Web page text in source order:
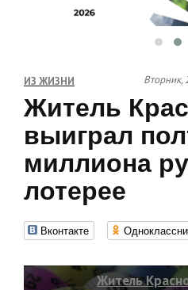
ИЗ ЖИЗНИ Вторник,
Житель
выиграл
миллиона
лотерее
Вконтакте
Житель